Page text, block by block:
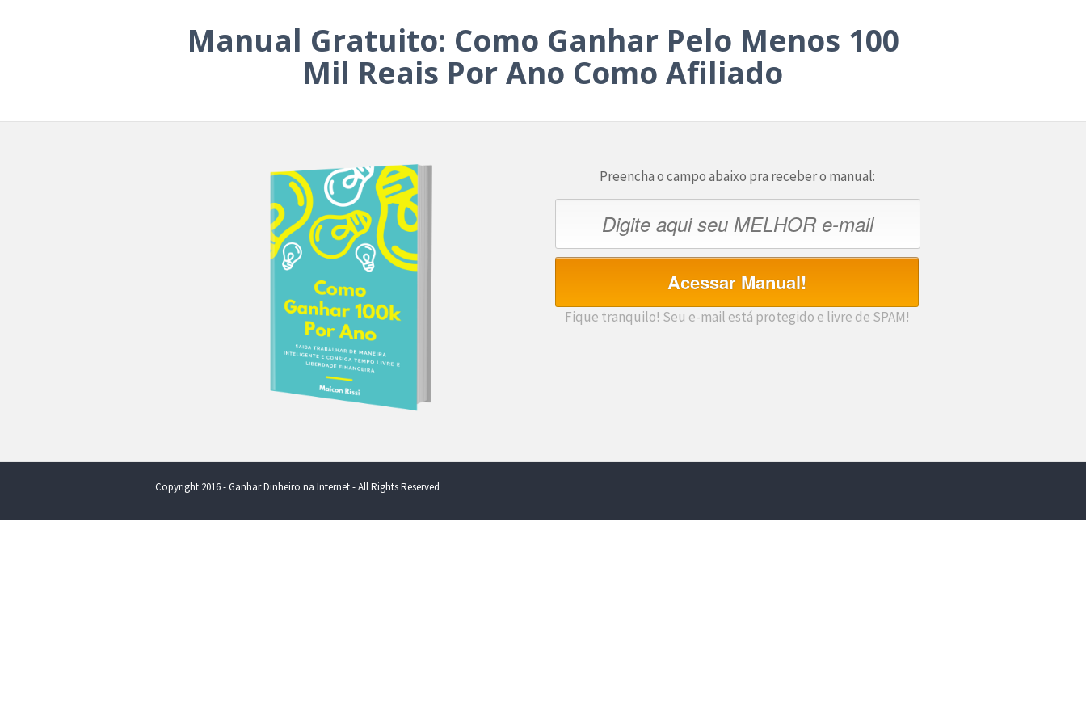
Manual Gratuito: Como Ganhar Pelo Menos 100
Mil Reais Por Ano Como Afiliado
Preencha o campo abaixo pra receber o manual:
Acessar Manual!
Fique tranquilo! Seu e-mail está protegido e livre de SPAM!
Copyright 2016 - Ganhar Dinheiro na Internet - All Rights Reserved